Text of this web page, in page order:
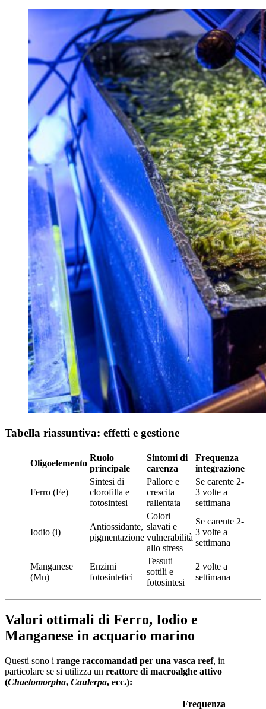
Tabella riassuntiva: effetti e gestione
Oligoelemento
Ruolo
principale
Sintomi di
carenza
Frequenza
integrazione
Ferro (Fe)
Sintesi di
clorofilla e
fotosintesi
Pallore e
crescita
rallentata
Se carente 2-
3 volte a
settimana
Iodio (i)
Antiossidante,
pigmentazione
Colori
slavati e
vulnerabilità
allo stress
Se carente 2-
3 volte a
settimana
Manganese
(Mn)
Enzimi
fotosintetici
Tessuti
sottili e
fotosintesi
2 volte a
settimana
Valori ottimali di Ferro, Iodio e
Manganese in acquario marino
Questi sono i range raccomandati per una vasca reef, in
particolare se si utilizza un reattore di macroalghe attivo
(Chaetomorpha, Caulerpa, ecc.):
Frequenza